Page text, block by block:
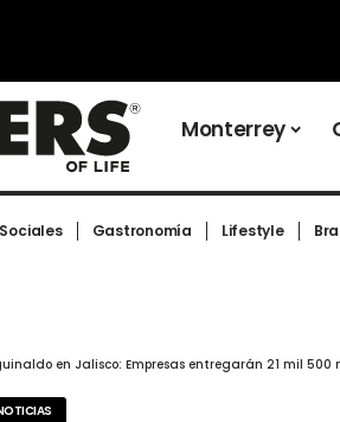
Monterrey
Sociales Gastronomía Lifestyle
en Jalisco: Empresas entregarán 21 mil 500